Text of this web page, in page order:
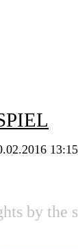
13:15
by the